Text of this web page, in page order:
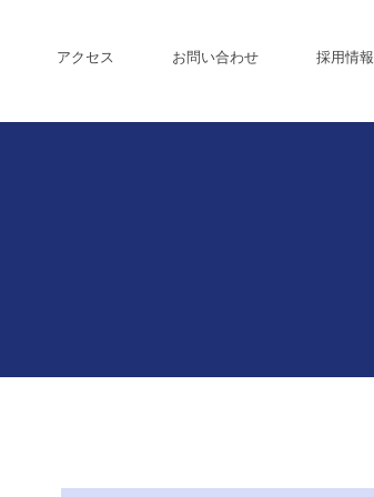
アクセス お問い合わせ 採用情報